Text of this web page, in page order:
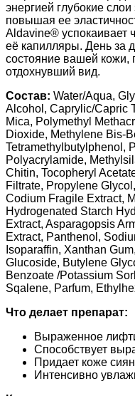
энергией глубокие
повышая ее
Aldavine® успокаивает
её капилляры. День за
состояние вашей кожи,
отдохнувший вид.
Состав: Water/Aqua,
Alcohol, Caprylic/Capric
Mica, Polymethyl
Dioxide, Methylene Bis-
Tetramethylbutylphenol,
Polyacrylamide,
Chitin, Tocopheryl
Filtrate, Propylene
Codium Fragile Extract,
Hydrogenated Starch
Extract, Asparagopsis
Extract, Panthenol,
Isoparaffin, Xanthan
Glucoside, Butylene
Benzoate /Potassium
Sqalene, Parfum,
Что делает препарат:
Выраженное
Способствует
Придает коже
Интенсивно